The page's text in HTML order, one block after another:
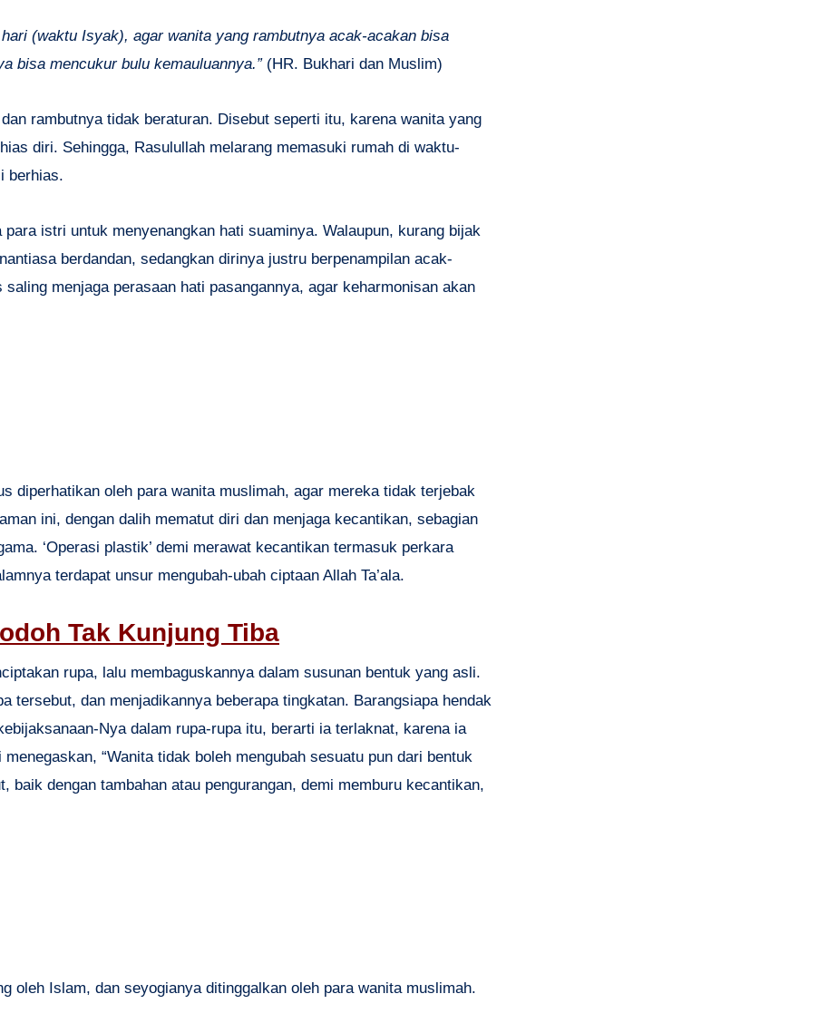
(waktu Isyak), agar wanita yang rambutnya acak-acakan bisa
bisa mencukur bulu kemauluannya.” (HR. Bukhari dan Muslim)
rambutnya tidak beraturan. Disebut seperti itu, karena wanita yang
diri. Sehingga, Rasulullah melarang memasuki rumah di waktu-
berhias.
istri untuk menyenangkan hati suaminya. Walaupun, kurang bijak
berdandan, sedangkan dirinya justru berpenampilan acak-
menjaga perasaan hati pasangannya, agar keharmonisan akan
diperhatikan oleh para wanita muslimah, agar mereka tidak terjebak
ini, dengan dalih mematut diri dan menjaga kecantikan, sebagian
‘Operasi plastik’ demi merawat kecantikan termasuk perkara
terdapat unsur mengubah-ubah ciptaan Allah Ta’ala.
Tak Kunjung Tiba
rupa, lalu membaguskannya dalam susunan bentuk yang asli.
tersebut, dan menjadikannya beberapa tingkatan. Barangsiapa hendak
Nya dalam rupa-rupa itu, berarti ia terlaknat, karena ia
“Wanita tidak boleh mengubah sesuatu pun dari bentuk
dengan tambahan atau pengurangan, demi memburu kecantikan,
oleh Islam, dan seyogianya ditinggalkan oleh para wanita muslimah.